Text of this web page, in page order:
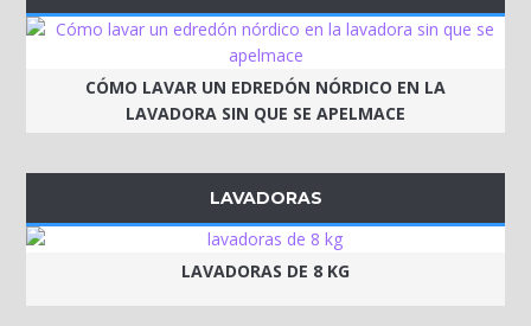
CÓMO LAVAR UN EDREDÓN NÓRDICO EN LA
LAVADORA SIN QUE SE APELMACE
LAVADORAS
LAVADORAS DE 8 KG